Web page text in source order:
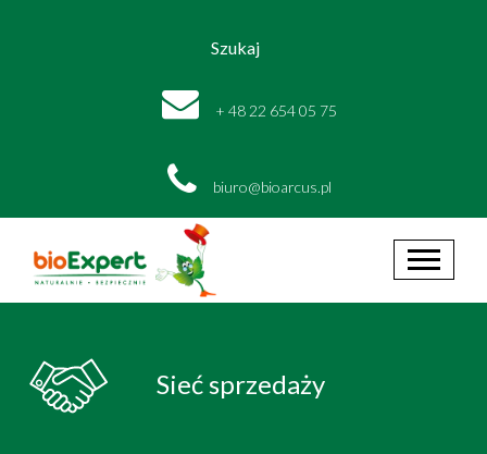
Szukaj
+ 48 22 654 05 75
biuro@bioarcus.pl
Sieć sprzedaży